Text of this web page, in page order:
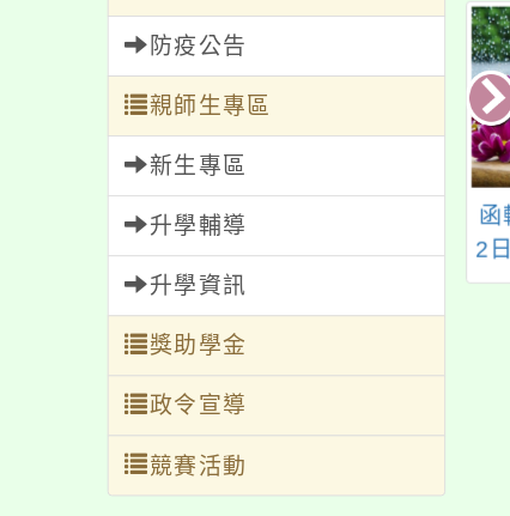
防疫公告
親師生專區
新生專區
升學輔導
升學資訊
獎助學金
政令宣導
競賽活動
生福利部布建
之心理健康服
一案，歡迎多
宣導運用。
HPV疫苗校園衛教影
片
函
2
第